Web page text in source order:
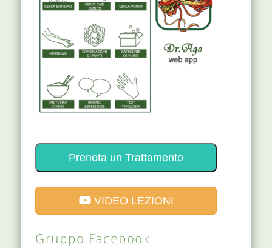
Prenota un Trattamento
VIDEO LEZIONI
Gruppo Facebook